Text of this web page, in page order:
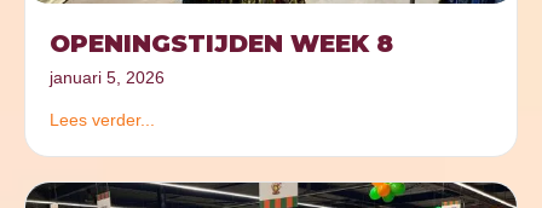
OPENINGSTIJDEN WEEK 8
januari 5, 2026
Lees verder...